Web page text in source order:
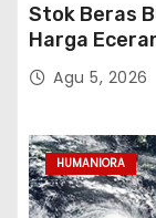
Stok Beras
Harga
TurutAgu 5, 2026
HUMANIORA